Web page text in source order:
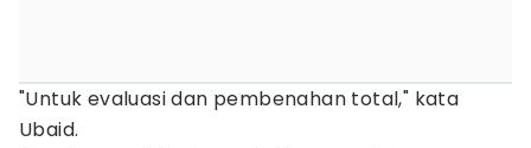
"Untuk evaluasi dan pembenahan total," kata
Ubaid.